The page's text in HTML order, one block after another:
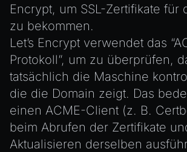
Encrypt, um SSL-Zertifikate für
zu bekommen.
Let’s Encrypt verwendet das
Protokoll”, um zu überprüfen,
tatsächlich die Maschine
die die Domain zeigt. Das
einen ACME-Client (z. B.
beim Abrufen der Zertifikate
Aktualisieren derselben